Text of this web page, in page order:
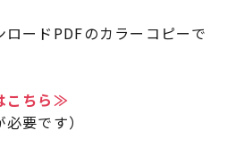
ードPDFのカラーコピーで
こちら≫
要です）